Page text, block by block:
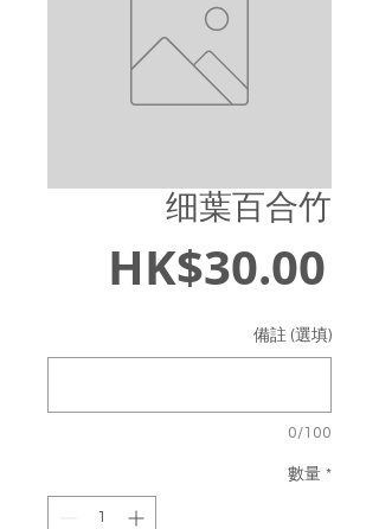
细葉百合竹
HK$30.00
格
備註 (選填)
0/100
數量 *